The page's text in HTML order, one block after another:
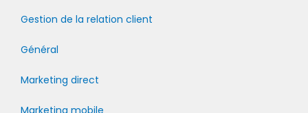
Gestion de la relation client
Général
Marketing direct
Marketing mobile